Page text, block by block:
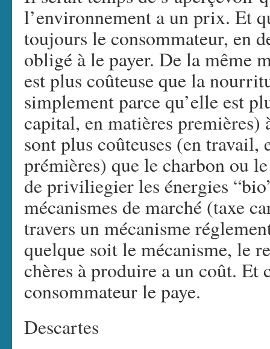
l’environnement a un prix. Et
toujours le consommateur, en
obligé à le payer. De la même
est plus coûteuse que la
simplement parce qu’elle est
capital, en matières premières)
sont plus coûteuses (en travail,
prémières) que le charbon ou
de priviliegier les énergies
mécanismes de marché (taxe
travers un mécanisme
quelque soit le mécanisme, le
chères à produire a un coût.
consommateur le paye.
Descartes